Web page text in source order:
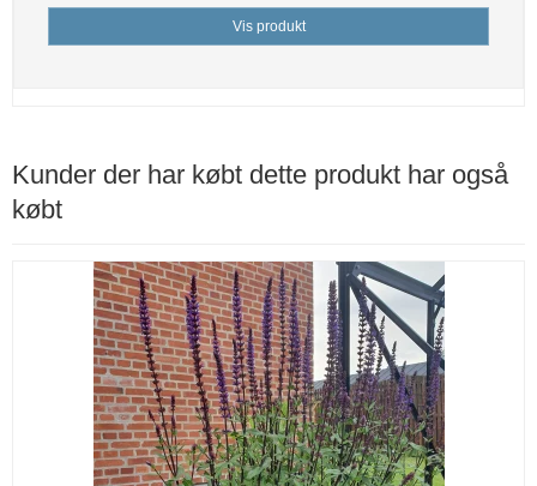
Vis produkt
Kunder der har købt dette produkt har også
købt